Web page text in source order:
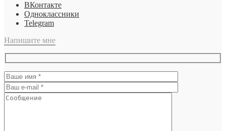
ВКонтакте
Одноклассники
Telegram
Напишите мне